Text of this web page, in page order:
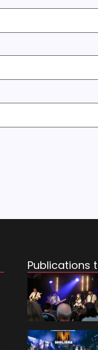
Publications